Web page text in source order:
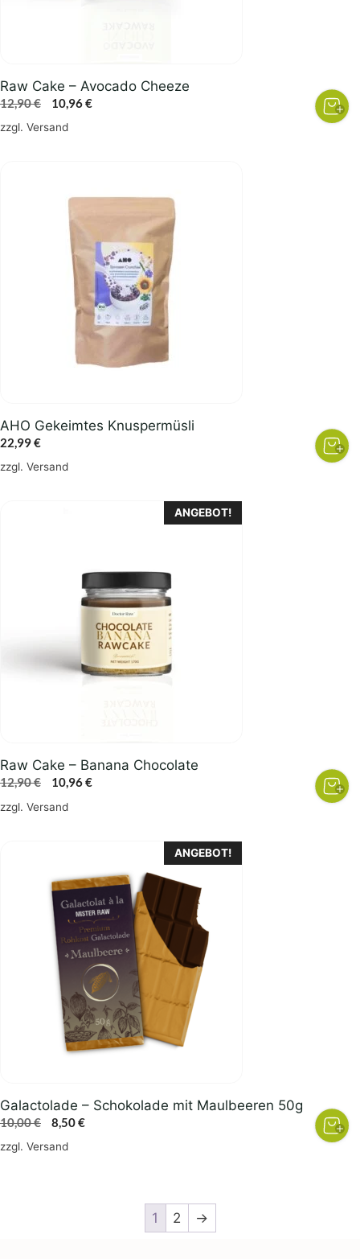
Raw Cake – Avocado Cheeze
12,90€
Ursprünglicher
Preis
10,96€Aktueller
zzgl. Versand
AHO Gekeimtes Knuspermüsli
22,99€
zzgl. Versand
ANGEBOT!
Raw Cake – Banana Chocolate
12,90€
Ursprünglicher
Preis
10,96€Aktueller
zzgl. Versand
ANGEBOT!
Galactolade – Schokolade mit Maulbeeren 50g
10,00€
Ursprünglicher
Preis
8,50€Aktueller
zzgl. Versand
1 2 →